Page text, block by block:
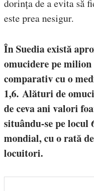
dorința de a evita să
este prea nesigur.
În Suedia există
omucidere pe
comparativ cu o
1,6. Alături de
de ceva ani valori
situându-se pe
mondial, cu o rată
locuitori.